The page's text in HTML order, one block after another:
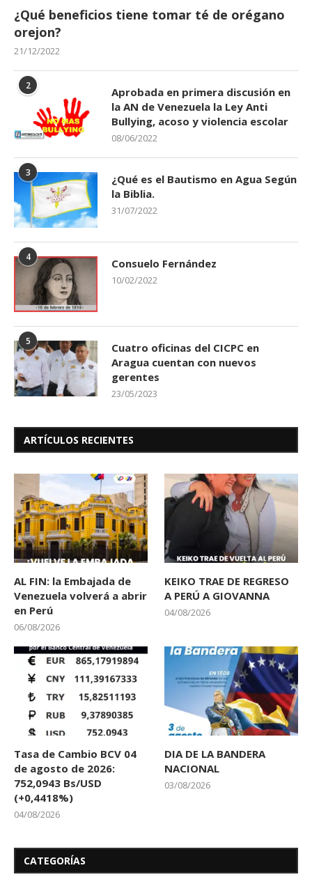
¿Qué beneficios tiene tomar té de orégano
orejon?
21/12/2022
2
Aprobada en primera discusión en
la AN de Venezuela la Ley Anti
Bullying, acoso y violencia escolar
08/06/2022
3
¿Qué es el Bautismo en Agua Según
la Biblia.
31/07/2022
4 Consuelo Fernández
10/02/2022
5
Cuatro oficinas del CICPC en
Aragua cuentan con nuevos
gerentes
23/05/2023
ARTÍCULOS RECIENTES
AL FIN: la Embajada de
Venezuela volverá a abrir
en Perú
06/08/2026
KEIKO TRAE DE REGRESO
A PERÚ A GIOVANNA
04/08/2026
Tasa de Cambio BCV 04
de agosto de 2026:
752,0943 Bs/USD
(+0,4418%)
04/08/2026
DIA DE LA BANDERA
NACIONAL
03/08/2026
CATEGORÍAS